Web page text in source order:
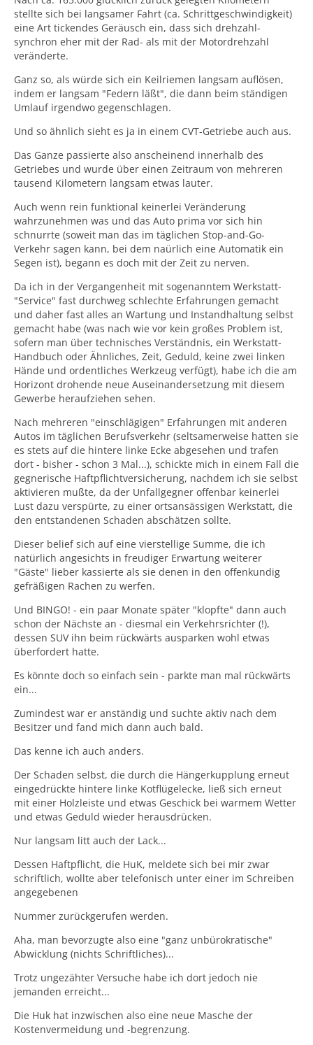
Dazu muss man wissen, dass die Kraft bzw. das vom
Motor erzeugte Drehmoment innerhalb des Getriebes in
Vorwärtsrichtung über eine durch Öldruck betätigte
Mehrscheiben-Ölbadkupplung zur
Getriebeausgangsseite übertragen wird.
Wenn nun, bedingt durch über längere Zeiträume (ca.
10-15 Minuten) andauernde hohe Belastungen die
Öltemperatur über einen bestimmten Wert ansteigt,
nicht mehr genügend Druck aufgebaut werden kann,
um die Lamellen der Kupplung ausreichend
zusammendrücken zu können.
Die Kupplung beginnt zu rutschen und verbrennt die
Beläge der Reibscheiben.
Das äußert sich dann auch durch ein singendes
Geräusch beim Fahren, welches bei hohen
Geschwindigkeiten und ev. Musik aber schnell überhört
oder aus anderen Gründen nicht beachtet wird.
Zunächst reduziert dann nach einiger Zeit das
Steuergerät deutlich die Motorleistung, aber man kann
nach Abkühlung die Fahrt ohne Probleme fortsetzen.
Auf Dauer wird durch den starken Verschleiß der
Kupplungsbeläge und ev. beteiligter Lager aber
unvermeidlich ein Getriebeschaden entstehen.
Suzuki hat zwar auch für Getriebeprobleme eine
wird diese durch das ursprünglich montierte Getriebe-
Steuergerät aber anscheinend in diesem Fall (oder aber
überhaupt) nicht angesteuert...!
Als Abhilfe bot SUZUKI befristet einen Austausch der
Ölwanne gegen eine größere (mehr Ölvolumen läßt eine
längere Belastungszeit ohne kritische Überhitzung zu)
und ein geändertes Steuergerät an - gegen erhebliche
finanzielle Beteiligung der Kunden.
Ich selbst habe das oben beschriebene Geräusch bei
längerer forcierter Autobahn-Fahrt glücklicherweise
rechtzeitig gehört, es entsprechend eingeordnet,
anscheinend richtig reagiert, das Getriebe durch
abkühlen lassen und längerfristige große Belastungen
vermieden.
Dadurch gab es bei mir keinen Ausfall, trotzdem nahm
das Getriebeöl einen leicht brenzligen Geruch an.
Inzwischen hat es mein Getriebe aber auch ereilt, nur
ist das eine längere und äußerst ärgerliche Geschichte.
Wenn die jemand hören möchte, bitte gerne bei mir
melden.
Es ist dramatisch, mindestens...
stellte sich bei langsamer Fahrt (ca. Schrittgeschwindigkeit)
eine Art tickendes Geräusch ein, dass sich drehzahl-
synchron eher mit der Rad- als mit der Motordrehzahl
veränderte.
Ganz so, als würde sich ein Keilriemen langsam auflösen,
indem er langsam "Federn läßt", die dann beim ständigen
Umlauf irgendwo gegenschlagen.
Und so ähnlich sieht es ja in einem CVT-Getriebe auch aus.
Das Ganze passierte also anscheinend innerhalb des
Getriebes und wurde über einen Zeitraum von mehreren
tausend Kilometern langsam etwas lauter.
Auch wenn rein funktional keinerlei Veränderung
wahrzunehmen was und das Auto prima vor sich hin
schnurrte (soweit man das im täglichen Stop-and-Go-
Verkehr sagen kann, bei dem naürlich eine Automatik ein
Segen ist), begann es doch mit der Zeit zu nerven.
Da ich in der Vergangenheit mit sogenanntem Werkstatt-
"Service" fast durchweg schlechte Erfahrungen gemacht
und daher fast alles an Wartung und Instandhaltung selbst
gemacht habe (was nach wie vor kein großes Problem ist,
sofern man über technisches Verständnis, ein Werkstatt-
Handbuch oder Ähnliches, Zeit, Geduld, keine zwei linken
Hände und ordentliches Werkzeug verfügt), habe ich die am
Horizont drohende neue Auseinandersetzung mit diesem
Gewerbe heraufziehen sehen.
Nach mehreren "einschlägigen" Erfahrungen mit anderen
Autos im täglichen Berufsverkehr (seltsamerweise hatten sie
es stets auf die hintere linke Ecke abgesehen und trafen
dort - bisher - schon 3 Mal...), schickte mich in einem Fall die
gegnerische Haftpflichtversicherung, nachdem ich sie selbst
aktivieren mußte, da der Unfallgegner offenbar keinerlei
Lust dazu verspürte, zu einer ortsansässigen Werkstatt, die
den entstandenen Schaden abschätzen sollte.
Dieser belief sich auf eine vierstellige Summe, die ich
natürlich angesichts in freudiger Erwartung weiterer
"Gäste" lieber kassierte als sie denen in den offenkundig
gefräßigen Rachen zu werfen.
Und BINGO! - ein paar Monate später "klopfte" dann auch
schon der Nächste an - diesmal ein Verkehrsrichter (!),
dessen SUV ihn beim rückwärts ausparken wohl etwas
überfordert hatte.
Es könnte doch so einfach sein - parkte man mal rückwärts
ein...
Zumindest war er anständig und suchte aktiv nach dem
Besitzer und fand mich dann auch bald.
Das kenne ich auch anders.
Der Schaden selbst, die durch die Hängerkupplung erneut
eingedrückte hintere linke Kotflügelecke, ließ sich erneut
mit einer Holzleiste und etwas Geschick bei warmem Wetter
und etwas Geduld wieder herausdrücken.
Nur langsam litt auch der Lack...
Dessen Haftpflicht, die HuK, meldete sich bei mir zwar
schriftlich, wollte aber telefonisch unter einer im Schreiben
angegebenen
Nummer zurückgerufen werden.
Aha, man bevorzugte also eine "ganz unbürokratische"
Abwicklung (nichts Schriftliches)...
Trotz ungezähter Versuche habe ich dort jedoch nie
jemanden erreicht...
Die Huk hat inzwischen also eine neue Masche der
Kostenvermeidung und -begrenzung.